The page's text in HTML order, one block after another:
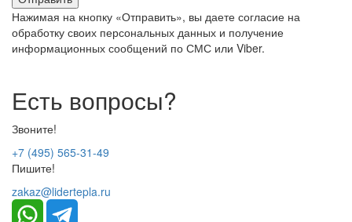
Нажимая на кнопку «Отправить», вы даете согласие на
обработку своих персональных данных и получение
информационных сообщений по СМС или Viber.
Есть вопросы?
Звоните!
+7 (495) 565-31-49
Пишите!
zakaz@lidertepla.ru